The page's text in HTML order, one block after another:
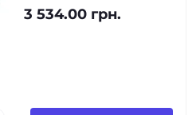
3 534.00 грн.